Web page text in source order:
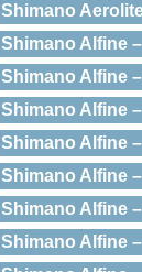
Shimano
Shimano Alfine
Shimano Alfine
Shimano Alfine
Shimano Alfine
Shimano Alfine
Shimano Alfine
Shimano Alfine